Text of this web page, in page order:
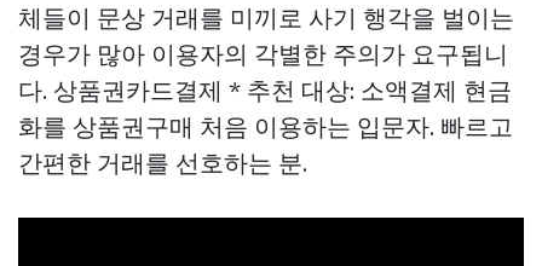
체들이 문상 거래를 미끼로 사기 행각을 벌이는
경우가 많아 이용자의 각별한 주의가 요구됩니
다. 상품권카드결제 * 추천 대상: 소액결제 현금
화를 상품권구매 처음 이용하는 입문자. 빠르고
간편한 거래를 선호하는 분.